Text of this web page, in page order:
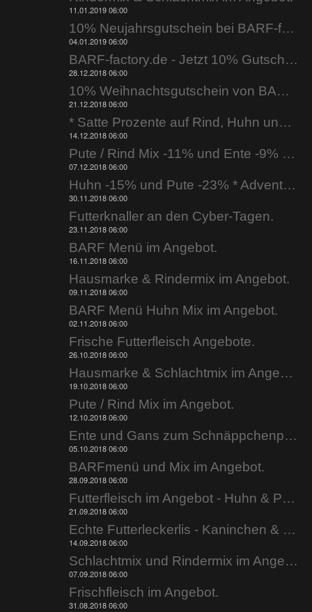
11.01.2019 06:00
10% Neujahrsgutschein bei BARF-factory.de
04.01.2019 06:00
BARF-factory.de - Jetzt 10% Gutschein nutzen.
28.12.2018 06:00
10% Weihnachtsgutschein von BARF-factory.de
21.12.2018 06:00
* Satte Prozente auf Rind, Huhn und Ente * bei BARF-factory.de
14.12.2018 06:00
Pute / Rind Mix -11% und Ente -9% * 2. Adventsknaller *
07.12.2018 06:00
Huhn -15% und Pute -23% * Adventsknaller *
30.11.2018 06:00
Futterknaller an den Cyber-Tagen.
23.11.2018 06:00
BARF Menü im Angebot.
16.11.2018 06:00
Hausmarke & Rindermix im Angebot.
09.11.2018 06:00
BARF Menü Huhn Mix im Angebot.
02.11.2018 06:00
Frische Futterfleisch Angebote.
26.10.2018 06:00
Hausmarke & Schlachtmix im Angebot.
19.10.2018 06:00
Pute / Rind Mix im Angebot.
12.10.2018 06:00
Ente und Gans zum Schnäppchenpreis.
05.10.2018 06:00
BARFmenü und Mix im Angebot.
28.09.2018 06:00
Futterfleisch im Angebot - Huhn & Pute.
21.09.2018 06:00
Echte Futterleckerlis - Kaninchen & Kabeljau.
14.09.2018 06:00
Schlachtmix und Rindermix im Angebot.
07.09.2018 06:00
Frischfleisch im Angebot.
31.08.2018 06:00